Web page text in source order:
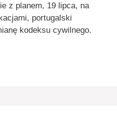
z planem, 19 lipca, na
portugalski
kodeksu cywilnego.